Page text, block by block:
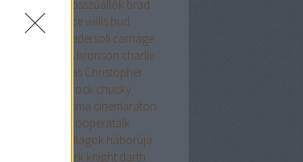
bosszúállók brad
bruce lee bruce willis bud
byealex carlo pedersoli carnage
charles bronson charlie
christmas Christopher
nolan chris rock chucky
cinema cinemaraton
cooperatalk
csillagok háborúja
dark knight darth